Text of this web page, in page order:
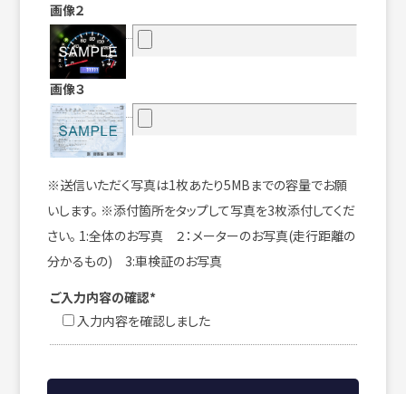
画像２
画像３
※送信いただく写真は1枚あたり5MBまでの容量でお願
いします。 ※添付箇所をタップして写真を3枚添付してくだ
さい。 1:全体のお写真 ２：メーターのお写真(走行距離の
分かるもの) 3:車検証のお写真
ご入力内容の確認*
入力内容を確認しました